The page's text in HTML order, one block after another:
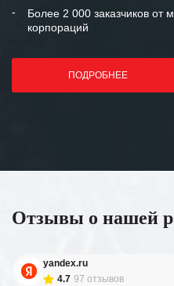
Более 2 000 заказчиков от
корпораций
ПОДРОБНЕЕ
Отзывы о нашей
yandex.ru
4.7 97 отзывов